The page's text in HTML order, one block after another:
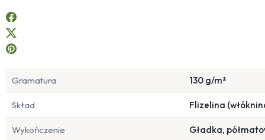
Gramatura 130 g/m²
Skład Flizelina
Wykończenie Gładka,